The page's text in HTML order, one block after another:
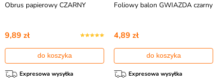
Obrus papierowy CZARNY
9,89 zł
do koszyka
Expresowa wysyłka
Foliowy balon GWIAZDA czarny
4,89 zł
do koszyka
Expresowa wysyłka